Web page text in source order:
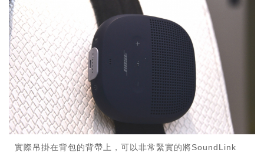
實際吊掛在背包的背帶上，可以非常緊實的將SoundLink